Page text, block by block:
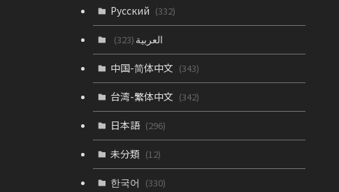
Русский (332)
العربية(323)
中国-简体中文 (343)
台湾-繁体中文 (342)
日本語 (296)
未分類 (12)
한국어 (330)